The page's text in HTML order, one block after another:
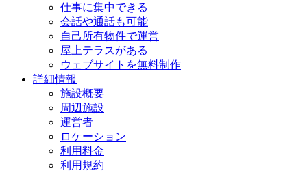
仕事に集中できる
会話や通話も可能
自己所有物件で運営
屋上テラスがある
ウェブサイトを無料制作
詳細情報
施設概要
周辺施設
運営者
ロケーション
利用料金
利用規約